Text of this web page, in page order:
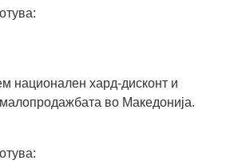
национален хард-дисконт и
во Македонија.